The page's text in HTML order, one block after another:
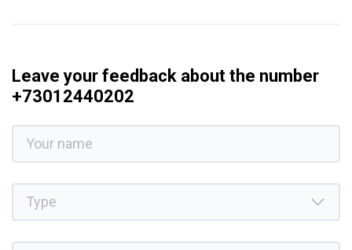
Leave your feedback about the number
+73012440202